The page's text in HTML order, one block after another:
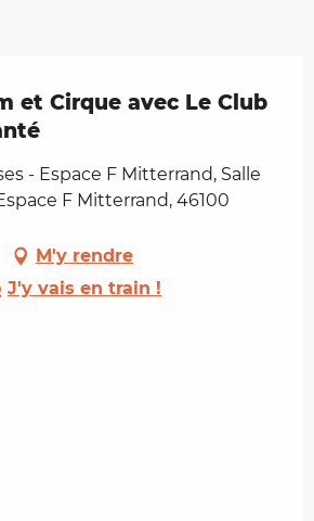
et Cirque avec Le Club
- Espace F Mitterrand, Salle
F Mitterrand, 46100
M'y rendre
J'y vais en train !